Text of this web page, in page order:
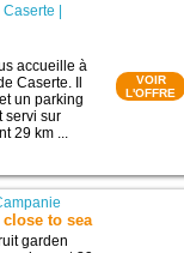
Caserte |
accueille à
Caserte. Il
un parking
servi sur
29 km ...
VOIR
L'OFFRE
to sea
garden